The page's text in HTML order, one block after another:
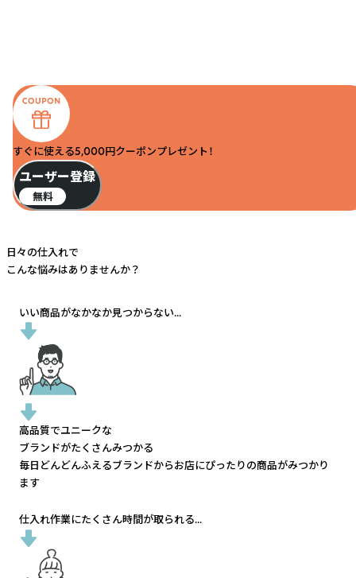
すぐに使える5,000円クーポンプレゼント！
ユーザー登録
無料
日々の仕入れで
こんな悩みはありませんか？
いい商品がなかなか見つからない...
高品質でユニークな
ブランドがたくさんみつかる
毎日どんどんふえるブランドからお店にぴったりの商品がみつかり
ます
仕入れ作業にたくさん時間が取られる...